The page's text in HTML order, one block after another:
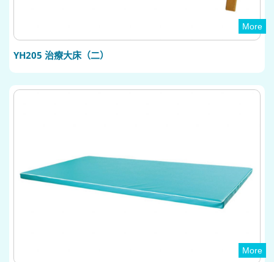
More
YH205 治療大床（二）
More